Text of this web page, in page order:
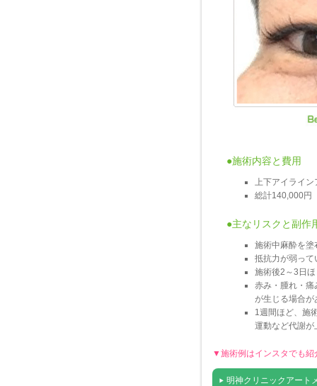
●施術内容と費用
上下アイライン
総計140,000円
●主なリスクと副作
施術中麻酔を塗
抵抗力が弱って
施術後2～3日
赤み・腫れ・痛
が生じる場合が
1週間ほど、施
運動など代謝が
▼施術例はインスタでも
明神クリニックアート